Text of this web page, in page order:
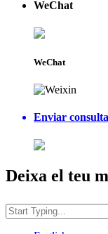
WeChat
WeChat
Enviar consulta
Deixa el teu